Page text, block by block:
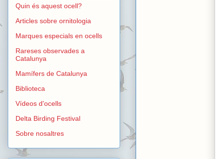
Quin és aquest ocell?
Articles sobre ornitologia
Marques especials en ocells
Rareses observades a
Catalunya
Mamífers de Catalunya
Biblioteca
Vídeos d'ocells
Delta Birding Festival
Sobre nosaltres